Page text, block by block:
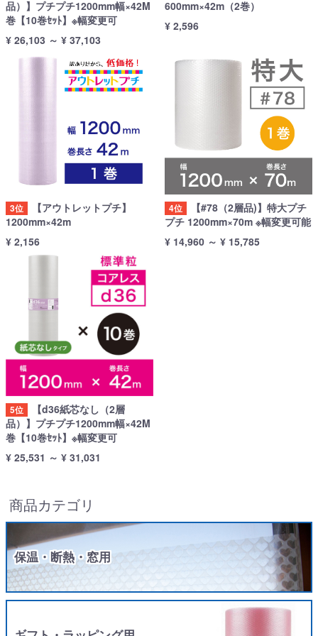
品）】プチプチ1200mm幅×42M
巻【10巻ｾｯﾄ】※幅変更可
¥ 26,103 ～ ¥ 37,103
600mm×42m（2巻）
¥ 2,596
3位
【アウトレットプチ】
1200mm×42m
¥ 2,156
4位
【#78（2層品)】特大プチ
プチ 1200mm×70m ※幅変更可能
¥ 14,960 ～ ¥ 15,785
5位
【d36紙芯なし（2層
品）】プチプチ1200mm幅×42M
巻【10巻ｾｯﾄ】※幅変更可
¥ 25,531 ～ ¥ 31,031
商品カテゴリ
保温・断熱・窓用